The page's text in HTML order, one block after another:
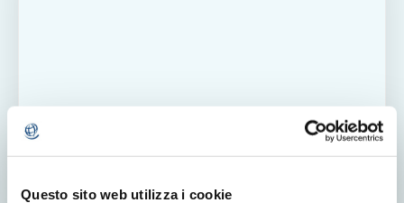
Questo sito web utilizza i cookie